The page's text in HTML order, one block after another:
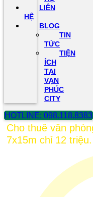
LIÊN
HỆ
BLOG
TIN
TỨC
TIỆN
ÍCH
TẠI
VẠN
PHÚC
CITY
HOTLINE: 098.118.8383
Cho thuê văn
7x15m chỉ 12 triệu.